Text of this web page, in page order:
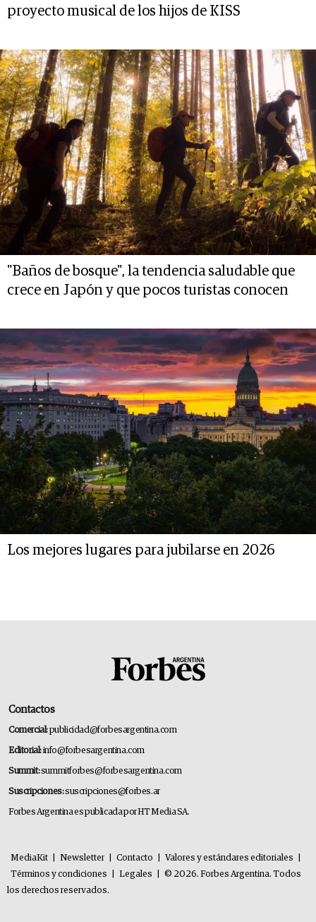
proyecto musical de los hijos de KISS
"Baños de bosque", la tendencia saludable que
crece en Japón y que pocos turistas conocen
Los mejores lugares para jubilarse en 2026
Contactos
Comercial:publicidad@forbesargentina.com
Editorial:info@forbesargentina.com
Summit:summitforbes@forbesargentina.com
Suscripciones:suscripciones@forbes.ar
Forbes Argentina es publicada por HT Media SA.
MediaKit Newsletter Contacto Valores y estándares editoriales
Términos y condiciones
Legales
© 2026. Forbes Argentina. Todos
los derechos reservados.